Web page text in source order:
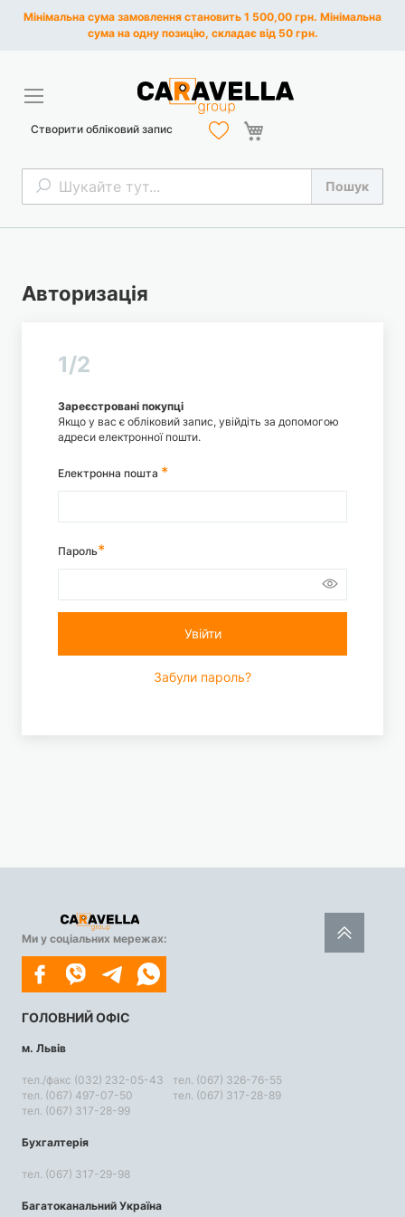
Мінімальна сума замовлення становить 1 500,00 грн. Мінімальна
сума на одну позицію, складає від 50 грн.
Пошук Пошук
Створити обліковий запис
Авторизація
1/2
Зареєстровані покупці
Якщо у вас є обліковий запис, увійдіть за допомогою
адреси електронної пошти.
Електронна пошта
Пароль
Увійти
Забули пароль?
Ми у соціальних мережах:
ГОЛОВНИЙ ОФІС
м. Львів
тел./факс (032) 232-05-43
тел. (067) 497-07-50
тел. (067) 317-28-99
тел. (067) 326-76-55
тел. (067) 317-28-89
Бухгалтерія
тел. (067) 317-29-98
Багатоканальний Україна